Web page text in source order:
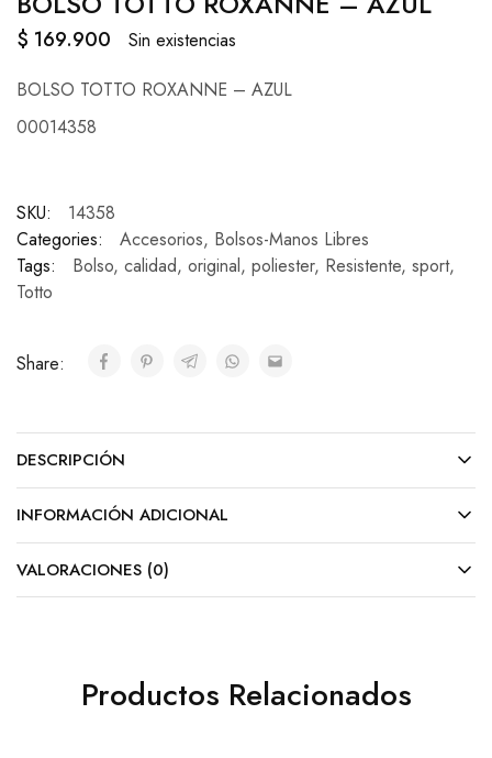
$ 169.900
Sin existencias
BOLSO TOTTO ROXANNE – AZUL
00014358
SKU:
14358
Categories:
Accesorios, Bolsos-Manos Libres
Tags:
Bolso, calidad, original, poliester, Resistente, sport,
Totto
Share:
DESCRIPCIÓN
INFORMACIÓN ADICIONAL
VALORACIONES (0)
Productos Relacionados